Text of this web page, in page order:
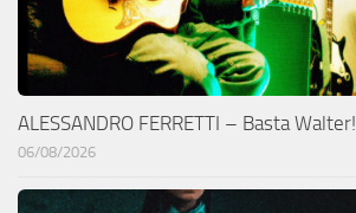
ALESSANDRO FERRETTI – Basta Walter!
06/08/2026